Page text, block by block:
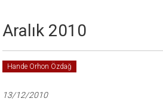
Aralık 2010
Hande Orhon Özdağ
13/12/2010